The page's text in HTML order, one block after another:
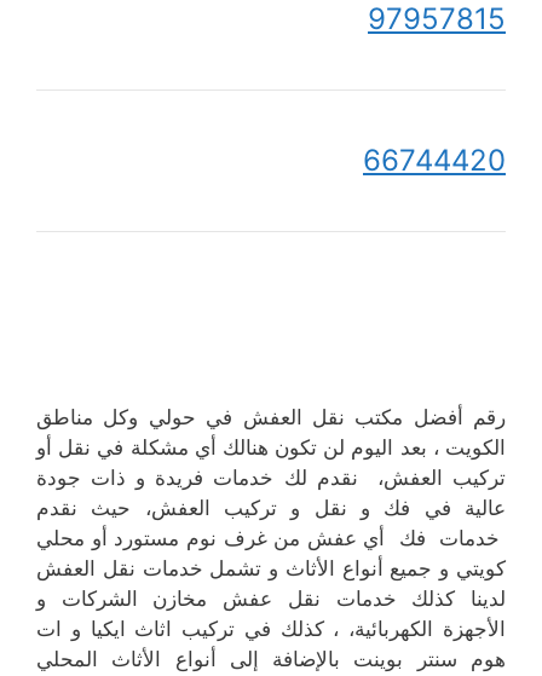
97957815
66744420
رقم أفضل مكتب نقل العفش في حولي وكل مناطق
الكويت ، بعد اليوم لن تكون هنالك أي مشكلة في نقل أو
تركيب العفش، نقدم لك خدمات فريدة و ذات جودة
عالية في فك و نقل و تركيب العفش، حيث نقدم
خدمات فك أي عفش من غرف نوم مستورد أو محلي
كويتي و جميع أنواع الأثاث و تشمل خدمات نقل العفش
لدينا كذلك خدمات نقل عفش مخازن الشركات و
الأجهزة الكهربائية، ، كذلك في تركيب اثاث ايكيا و ات
هوم سنتر بوينت بالإضافة إلى أنواع الأثاث المحلي